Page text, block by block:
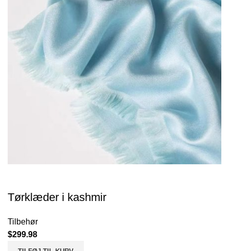
Tørklæder i kashmir
Tilbehør
$299.98